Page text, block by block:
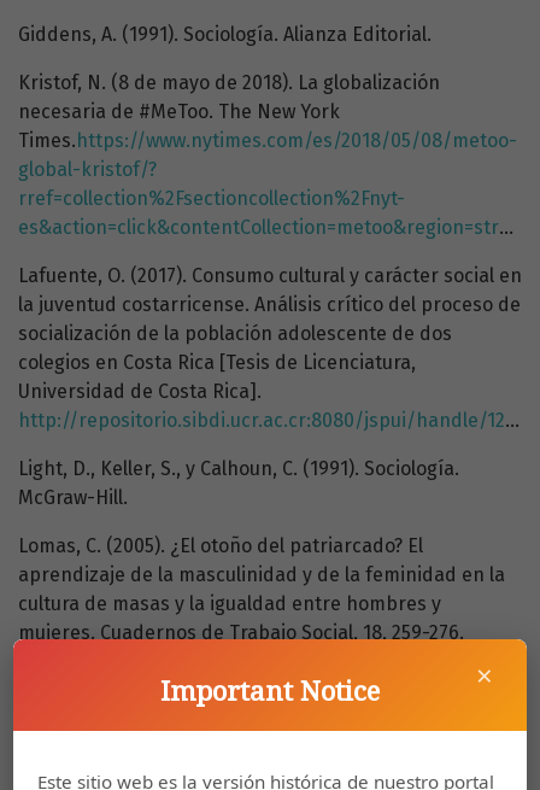
Giddens, A. (1991). Sociología. Alianza Editorial.
Kristof, N. (8 de mayo de 2018). La globalización
necesaria de #MeToo. The New York
Times. https://www.nytimes.com/es/2018/05/08/metoo-
global-kristof/?
rref=collection%2Fsectioncollection%2Fnyt-
es&action=click&contentCollection=metoo&region=stream&module=stream_unit&version=latest&contentPlacement=28&pgtype=collection
Lafuente, O. (2017). Consumo cultural y carácter social en
la juventud costarricense. Análisis crítico del proceso de
socialización de la población adolescente de dos
colegios en Costa Rica [Tesis de Licenciatura,
Universidad de Costa Rica].
http://repositorio.sibdi.ucr.ac.cr:8080/jspui/handle/123456789/5777
Light, D., Keller, S., y Calhoun, C. (1991). Sociología.
McGraw-Hill.
Lomas, C. (2005). ¿El otoño del patriarcado? El
aprendizaje de la masculinidad y de la feminidad en la
cultura de masas y la igualdad entre hombres y
mujeres. Cuadernos de Trabajo Social, 18, 259-276.
Menjívar, M. (2012). Desencuentros, herencias y
×
Important Notice
Este sitio web es la versión histórica de nuestro portal